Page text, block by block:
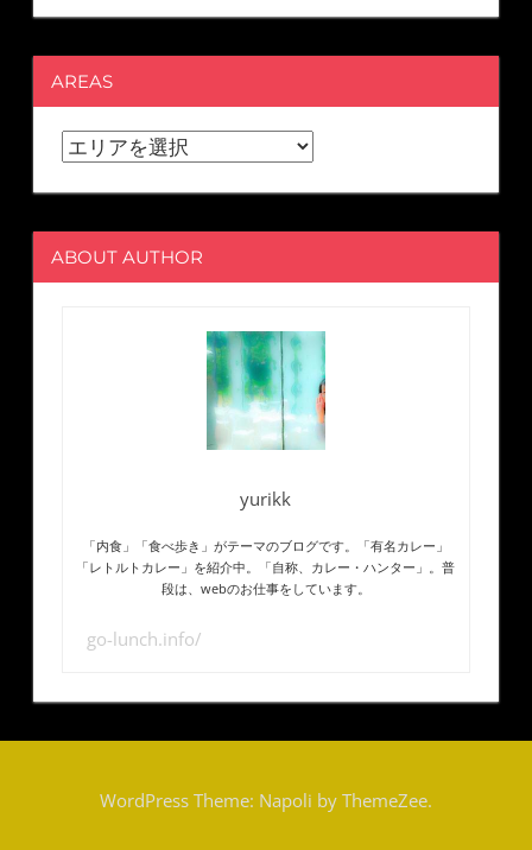
AREAS
ABOUT AUTHOR
yurikk
「内食」「食べ歩き」がテーマのブログです。「有名カレー」
「レトルトカレー」を紹介中。「自称、カレー・ハンター」。普
段は、webのお仕事をしています。
go-lunch.info/
WordPress Theme: Napoli by ThemeZee.